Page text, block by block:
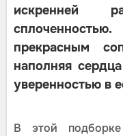
искренней
прекрасным
наполняя
уверенностью в
В этой